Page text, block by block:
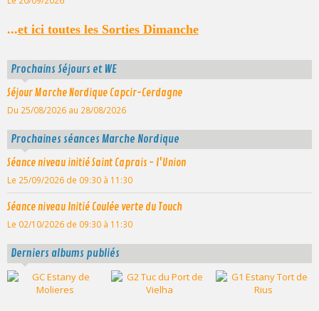
...et ici toutes les Sorties Dimanche
Prochains Séjours et WE
Séjour Marche Nordique Capcir-Cerdagne
Du 25/08/2026 au 28/08/2026
Prochaines séances Marche Nordique
Séance niveau initié Saint Caprais - l'Union
Le 25/09/2026 de 09:30 à 11:30
Séance niveau Initié Coulée verte du Touch
Le 02/10/2026 de 09:30 à 11:30
Derniers albums publiés